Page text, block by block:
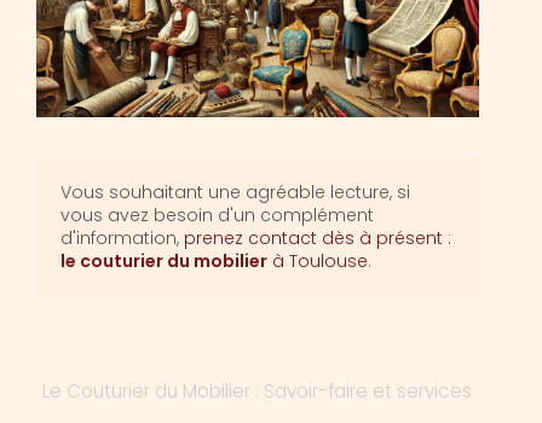
Vous souhaitant une agréable lecture, si
vous avez besoin d'un complément
d'information, prenez contact dès à présent :
le couturier du mobilier à Toulouse.
Le Couturier du Mobilier : Savoir-faire et services